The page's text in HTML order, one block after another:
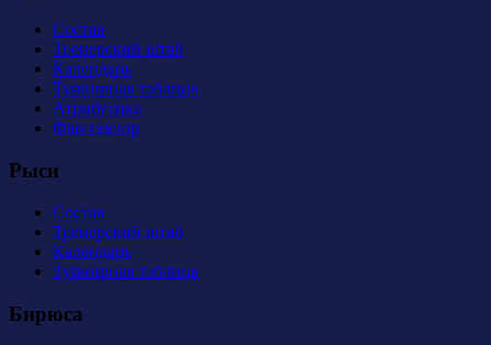
Состав
Тренерский штаб
Календарь
Турнирная таблица
Атрибутика
Фан-сектор
Рыси
Состав
Тренерский штаб
Календарь
Турнирная таблица
Бирюса